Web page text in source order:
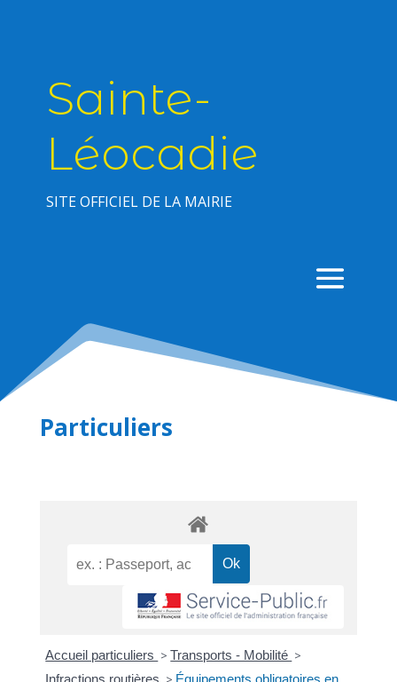
Sainte-
Léocadie
SITE OFFICIEL DE LA MAIRIE
Particuliers
Accueil particuliers > Transports - Mobilité >